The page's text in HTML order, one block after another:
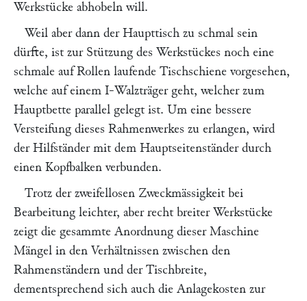
Werkstücke abhobeln will.
Weil aber dann der Haupttisch zu schmal sein
dürfte, ist zur Stützung des Werkstückes noch eine
schmale auf Rollen laufende Tischschiene vorgesehen,
welche auf einem I-Walzträger geht, welcher zum
Hauptbette parallel gelegt ist. Um eine bessere
Versteifung dieses Rahmenwerkes zu erlangen, wird
der Hilfständer mit dem Hauptseitenständer durch
einen Kopfbalken verbunden.
Trotz der zweifellosen Zweckmässigkeit bei
Bearbeitung leichter, aber recht breiter Werkstücke
zeigt die gesammte Anordnung dieser Maschine
Mängel in den Verhältnissen zwischen den
Rahmenständern und der Tischbreite,
dementsprechend sich auch die Anlagekosten zur